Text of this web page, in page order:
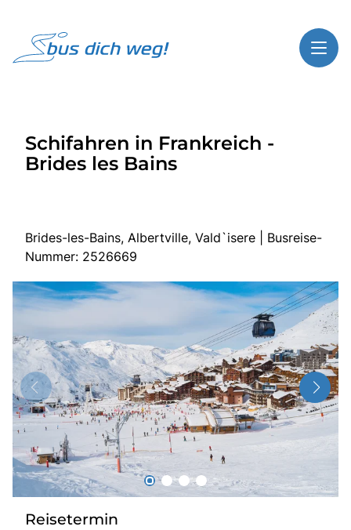
Highlights
Service
Busreisen
Gutscheinshop
Über bus dich weg!
Radio!
Sie befinden sich in:
Österreich
Schifahren in Frankreich -
Brides les Bains
Brides-les-Bains, Albertville, Vald`isere | Busreise-
Nummer: 2526669
Reisetermin